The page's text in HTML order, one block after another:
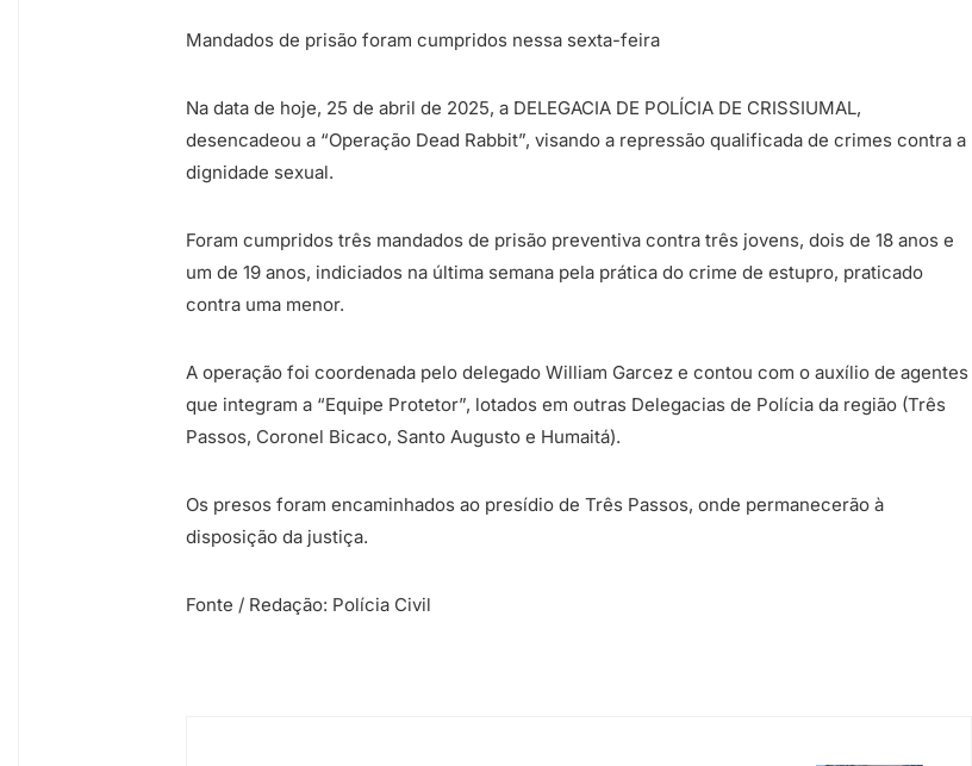
Mandados de prisão foram cumpridos nessa sexta-feira
Na data de hoje, 25 de abril de 2025, a DELEGACIA DE POLÍCIA DE CRISSIUMAL,
desencadeou a “Operação Dead Rabbit”, visando a repressão qualificada de crimes contra a
dignidade sexual.
Foram cumpridos três mandados de prisão preventiva contra três jovens, dois de 18 anos e
um de 19 anos, indiciados na última semana pela prática do crime de estupro, praticado
contra uma menor.
A operação foi coordenada pelo delegado William Garcez e contou com o auxílio de agentes
que integram a “Equipe Protetor”, lotados em outras Delegacias de Polícia da região (Três
Passos, Coronel Bicaco, Santo Augusto e Humaitá).
Os presos foram encaminhados ao presídio de Três Passos, onde permanecerão à
disposição da justiça.
Fonte / Redação: Polícia Civil